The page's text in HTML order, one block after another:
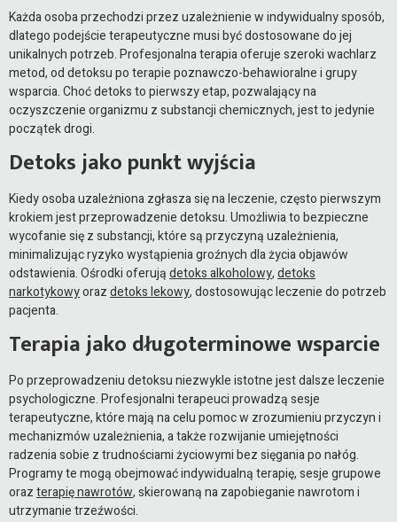
Każda osoba przechodzi przez uzależnienie w indywidualny sposób,
dlatego podejście terapeutyczne musi być dostosowane do jej
unikalnych potrzeb. Profesjonalna terapia oferuje szeroki wachlarz
metod, od detoksu po terapie poznawczo-behawioralne i grupy
wsparcia. Choć detoks to pierwszy etap, pozwalający na
oczyszczenie organizmu z substancji chemicznych, jest to jedynie
początek drogi.
Detoks jako punkt wyjścia
Kiedy osoba uzależniona zgłasza się na leczenie, często pierwszym
krokiem jest przeprowadzenie detoksu. Umożliwia to bezpieczne
wycofanie się z substancji, które są przyczyną uzależnienia,
minimalizując ryzyko wystąpienia groźnych dla życia objawów
odstawienia. Ośrodki oferujądetoks alkoholowy,detoks
narkotykowyorazdetoks lekowy, dostosowując leczenie do potrzeb
pacjenta.
Terapia jako długoterminowe wsparcie
Po przeprowadzeniu detoksu niezwykle istotne jest dalsze leczenie
psychologiczne. Profesjonalni terapeuci prowadzą sesje
terapeutyczne, które mają na celu pomoc w zrozumieniu przyczyn i
mechanizmów uzależnienia, a także rozwijanie umiejętności
radzenia sobie z trudnościami życiowymi bez sięgania po nałóg.
Programy te mogą obejmować indywidualną terapię, sesje grupowe
orazterapię nawrotów, skierowaną na zapobieganie nawrotom i
utrzymanie trzeźwości.